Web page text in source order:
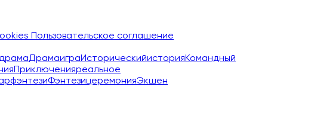
Пользовательское соглашение
ДрамаиграИсторическийисторияКомандный
Приключенияреальное
фэнтезиФэнтезицеремонияЭкшен